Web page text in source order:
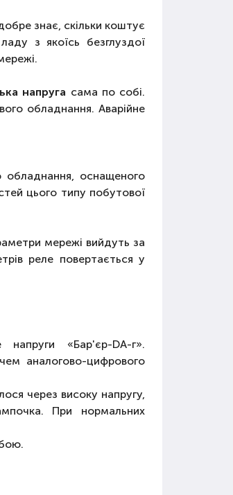
знає, скільки коштує
з якоїсь безглуздої
напруга сама по собі.
обладнання. Аварійне
обладнання, оснащеного
цього типу побутової
мережі вийдуть за
реле повертається у
«Бар'єр-DA-г».
аналогово-цифрового
через високу напругу,
При нормальних